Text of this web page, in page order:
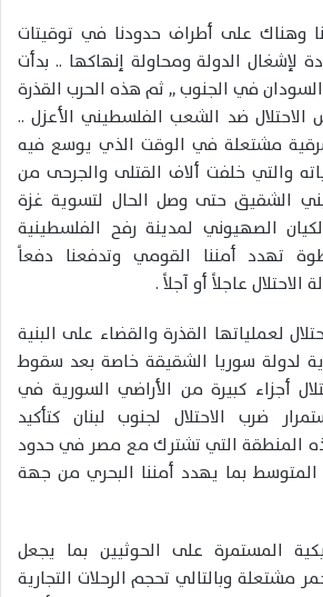
وهناك على أطراف حدودنا في توقيتات
لإشغال الدولة ومحاولة إنهاكها .. بدأت
السودان في الجنوب ,, ثم هذه الحرب القذرة
ضد الشعب الفلسطيني الأعزل ..
مشتعلة في الوقت الذي يوسع فيه
والتي خلفت ألاف القتلى والجرحى من
الشقيق حتى وصل الحال لتسوية غزة
الصهيوني لمدينة رفح الفلسطينية
تهدد أمننا القومي وتدفعنا دفعاً
عاجلاً أو آجلاً .
لعملياتها القذرة والقضاء على البنية
لدولة سوريا الشقيقة خاصة بعد سقوط
أجزاء كبيرة من الأراضي السورية في
ضرب الاحتلال لجنوب لبنان كتأكيد
المنطقة التي تشترك مع مصر في حدود
المتوسط بما يهدد أمننا البحري من جهة
المستمرة على الحوثيين بما يجعل
مشتعلة وبالتالي تحجم الرحلات التجارية